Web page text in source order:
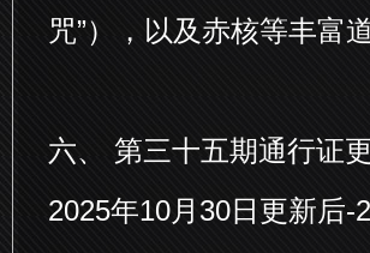
咒”），以及赤核等丰富
六、 第三十五期通行证
2025年10月30日更新后-